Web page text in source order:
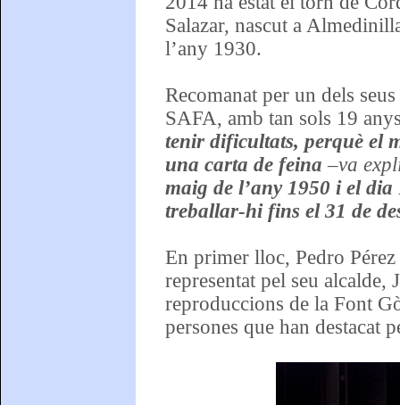
Salazar, nascut a
l’any 1930.
Recomanat per un dels
SAFA, amb tan sols 19
tenir dificultats, perquè el
una carta de feina–va
maig de l’any 1950 i el
treballar-hi fins el 31 de
En primer lloc, Pedro
representat pel seu
reproduccions de la Font
persones que han destacat